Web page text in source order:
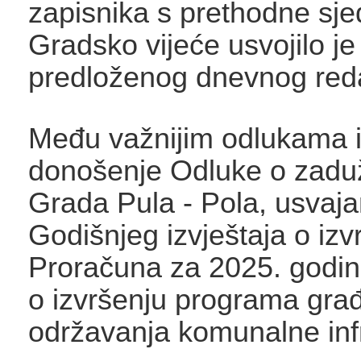
zapisnika s prethodne
Gradsko vijeće usvojilo
predloženog dnevnog
Među važnijim odlukama
donošenje Odluke o
Grada Pula - Pola,
Godišnjeg izvještaja o
Proračuna za 2025.
o izvršenju programa
održavanja komunalne